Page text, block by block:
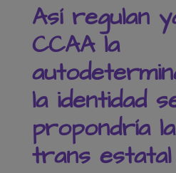
Así regulan
CCAA la
la identidad
propondría
trans estatal